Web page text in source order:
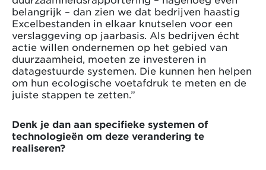
belangrijk – dan zien we dat bedrijven haastig
Excelbestanden in elkaar knutselen voor een
verslaggeving op jaarbasis. Als bedrijven écht
actie willen ondernemen op het gebied van
duurzaamheid, moeten ze investeren in
datagestuurde systemen. Die kunnen hen helpen
om hun ecologische voetafdruk te meten en de
juiste stappen te zetten.”
Denk je dan aan specifieke systemen of
technologieën om deze verandering te
realiseren?